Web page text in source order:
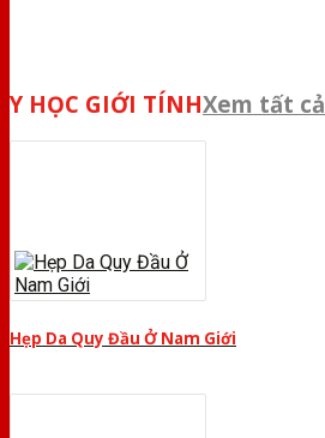
Y HỌC GIỚI TÍNHXem tất cả
Hẹp Da Quy Đầu Ở Nam Giới